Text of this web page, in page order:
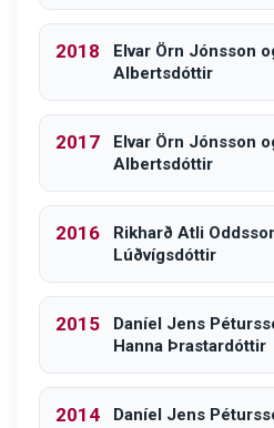
2018
Elvar Örn Jónsson
Albertsdóttir
2017
Elvar Örn Jónsson
Albertsdóttir
2016
Rikharð Atli
Lúðvígsdóttir
2015
Daníel Jens
Hanna Þrastardóttir
2014
Daníel Jens